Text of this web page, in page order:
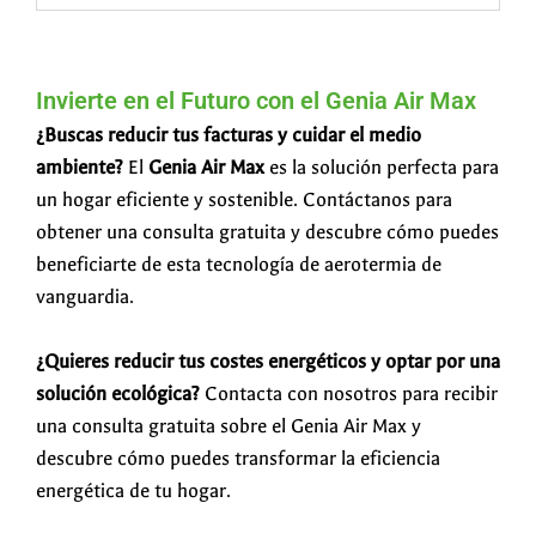
Invierte en el Futuro con el Genia Air Max
¿Buscas reducir tus facturas y cuidar el medio
ambiente? El Genia Air Maxes la solución perfecta para
un hogar eficiente y sostenible. Contáctanos para
obtener una consulta gratuita y descubre cómo puedes
beneficiarte de esta tecnología de aerotermia de
vanguardia.
¿Quieres reducir tus costes energéticos y optar por una
solución ecológica? Contacta con nosotros para recibir
una consulta gratuita sobre el Genia Air Max y
descubre cómo puedes transformar la eficiencia
energética de tu hogar.